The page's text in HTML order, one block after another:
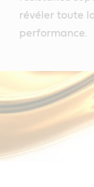
révéler toute
performance.